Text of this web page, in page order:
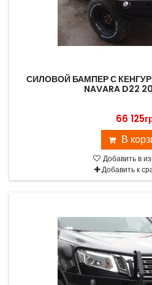
СИЛОВОЙ БАМПЕР С
NAVARA D22
66
В
Добавить в
Добавить к